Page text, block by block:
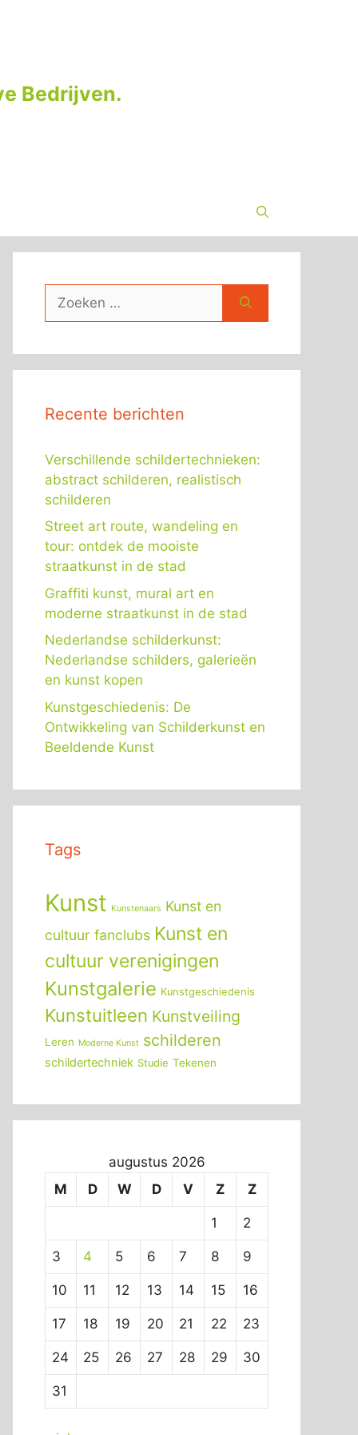
Bedrijven.
naar:
Recente berichten
Verschillende schildertechnieken:
abstract schilderen, realistisch
schilderen
Street art route, wandeling en
tour: ontdek de mooiste
straatkunst in de stad
Graffiti kunst, mural art en
moderne straatkunst in de stad
Nederlandse schilderkunst:
Nederlandse schilders, galerieën
en kunst kopen
Kunstgeschiedenis: De
Ontwikkeling van Schilderkunst en
Beeldende Kunst
Tags
Kunst Kunstenaars Kunst en
cultuur fanclubs Kunst en
cultuur verenigingen
Kunstgalerie Kunstgeschiedenis
Kunstuitleen Kunstveiling
Leren Moderne Kunst schilderen
schildertechniek Studie Tekenen
augustus 2026
M
D W D V Z Z
1 2
3 4 5 6 7 8 9
10 11 12 13 14 15 16
17 18 19 20 21 22 23
24 25 26 27 28 29 30
31